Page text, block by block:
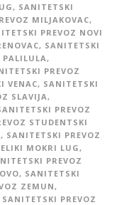
, SANITETSKI
MILJAKOVAC,
PREVOZ NOVI
, SANITETSKI
PALILULA,
PREVOZ
VENAC, SANITETSKI
SLAVIJA,
PREVOZ
STUDENTSKI
, SANITETSKI PREVOZ
MOKRI LUG,
PREVOZ
, SANITETSKI
ZEMUN,
SANITETSKI PREVOZ